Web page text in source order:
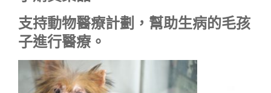
支持動物醫療計劃 ，幫助生病的毛孩
子進行醫療。